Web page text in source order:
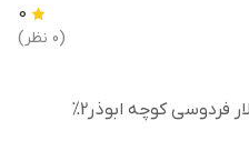
0
(0 نظر)
فردوسی کوچه ابوذر2%